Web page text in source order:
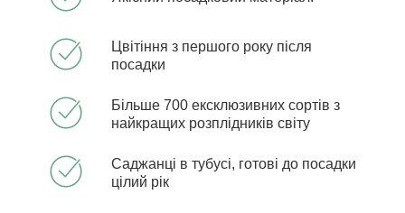
Цвітіння з першого року після
посадки
Більше 700 ексклюзивних сортів з
найкращих розплідників світу
Саджанці в тубусі, готові до посадки
цілий рік